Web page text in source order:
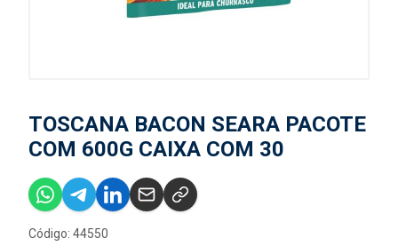
TOSCANA BACON SEARA PACOTE
COM 600G CAIXA COM 30
Código: 44550